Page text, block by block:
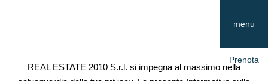
SPA
Prenota
menu
REAL ESTATE 2010 S.r.l. si impegna al massimo nella